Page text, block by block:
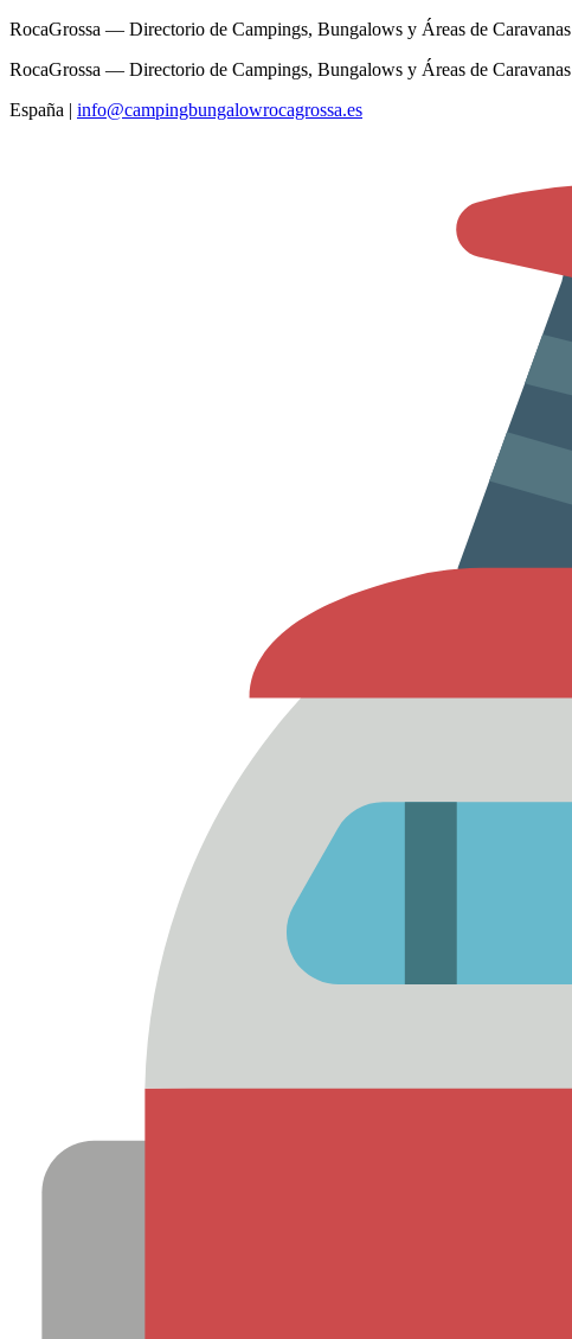
RocaGrossa — Directorio de Campings, Bungalows y Áreas de Caravanas
RocaGrossa — Directorio de Campings, Bungalows y Áreas de Caravanas
España | info@campingbungalowrocagrossa.es